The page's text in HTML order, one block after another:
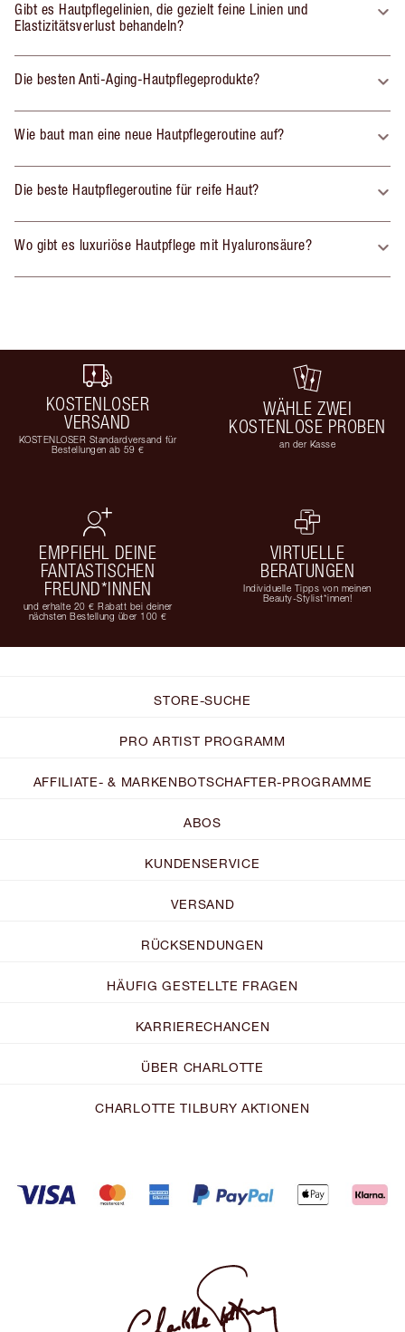
Gibt es Hautpflegelinien, die gezielt feine Linien und
Elastizitätsverlust behandeln?
Die besten Anti-Aging-Hautpflegeprodukte?
Wie baut man eine neue Hautpflegeroutine auf?
Die beste Hautpflegeroutine für reife Haut?
Wo gibt es luxuriöse Hautpflege mit Hyaluronsäure?
KOSTENLOSER
VERSAND
KOSTENLOSER Standardversand für
Bestellungen ab 59 €
WÄHLE ZWEI
KOSTENLOSE PROBEN
an der Kasse
EMPFIEHL DEINE
FANTASTISCHEN
FREUND*INNEN
und erhalte 20 € Rabatt bei deiner
nächsten Bestellung über 100 €
VIRTUELLE
BERATUNGEN
Individuelle Tipps von meinen
Beauty-Stylist*innen!
STORE-SUCHE
PRO ARTIST PROGRAMM
AFFILIATE- & MARKENBOTSCHAFTER-PROGRAMME
ABOS
KUNDENSERVICE
VERSAND
RÜCKSENDUNGEN
HÄUFIG GESTELLTE FRAGEN
KARRIERECHANCEN
ÜBER CHARLOTTE
CHARLOTTE TILBURY AKTIONEN